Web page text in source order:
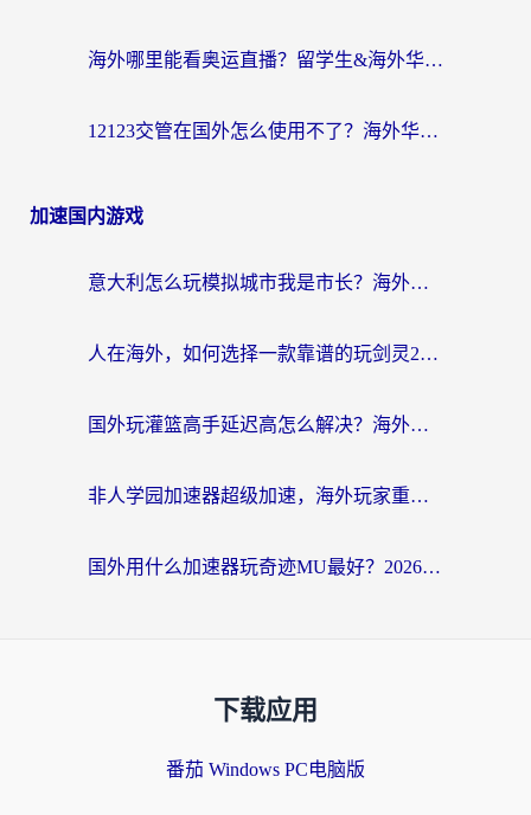
海外哪里能看奥运直播？留学生&海外华人必看的体育赛事观赛终极指南
12123交管在国外怎么使用不了？海外华人必看的无缝访问国内资源指南
加速国内游戏
意大利怎么玩模拟城市我是市长？海外党国服游戏加速终极攻略（附三国3量子特攻解决办法）
人在海外，如何选择一款靠谱的玩剑灵2加速器？
国外玩灌篮高手延迟高怎么解决？海外玩家国服游戏加速终极指南
非人学园加速器超级加速，海外玩家重返国服的通行证
国外用什么加速器玩奇迹MU最好？2026海外玩家国服游戏加速全攻略
下载应用
番茄 Windows PC电脑版